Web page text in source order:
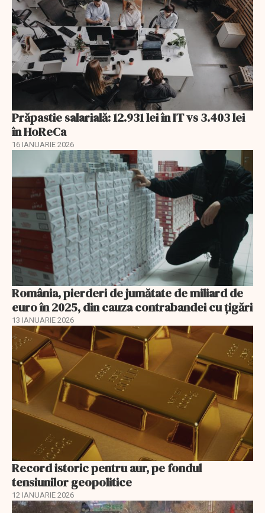
Prăpastie salarială: 12.931 lei în IT vs 3.403 lei
în HoReCa
16 IANUARIE 2026
România, pierderi de jumătate de miliard de
euro în 2025, din cauza contrabandei cu ţigări
13 IANUARIE 2026
Record istoric pentru aur, pe fondul
tensiunilor geopolitice
12 IANUARIE 2026